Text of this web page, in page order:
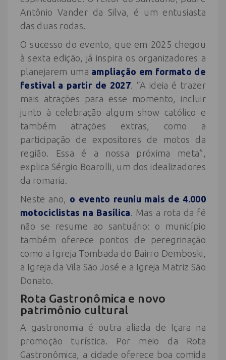
Antônio Vander da Silva, é um entusiasta
das duas rodas.
O sucesso do evento, que em 2025 chegou
à sexta edição, já inspira os organizadores a
planejarem uma ampliação em formato de
festival a partir de 2027 . “A ideia é trazer
mais atrações para esse momento, incluir
junto à celebração algum show católico e
também atrações extras, como a
participação de expositores de motos da
região. Essa é a nossa próxima meta”,
explica Sérgio Boarolli, um dos idealizadores
da romaria.
Neste ano, o evento reuniu mais de 4.000
motociclistas na Basílica . Mas a rota da fé
não se resume ao santuário: o município
também oferece pontos de peregrinação
como a Igreja Tombada do Bairro Demboski,
a Igreja da Vila São José e a Igreja Matriz São
Donato.
Rota Gastronômica e novo
patrimônio cultural
A gastronomia é outra aliada de Içara na
promoção turística. Por meio da Rota
Gastronômica, a cidade oferece boa comida